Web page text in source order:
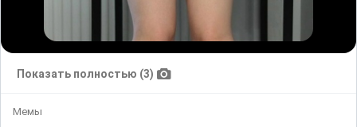
Показать полностью (3)
Мемы